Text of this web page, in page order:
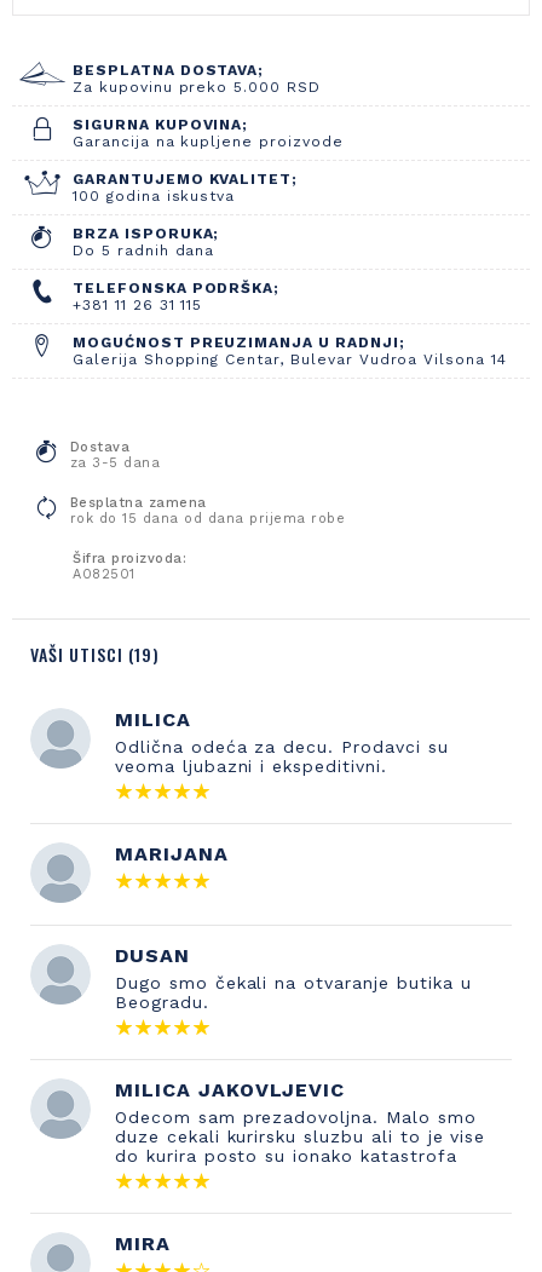
BESPLATNA DOSTAVA;
Za kupovinu preko 5.000 RSD
SIGURNA KUPOVINA;
Garancija na kupljene proizvode
GARANTUJEMO KVALITET;
100 godina iskustva
BRZA ISPORUKA;
Do 5 radnih dana
TELEFONSKA PODRŠKA;
+381 11 26 31 115
MOGUĆNOST PREUZIMANJA U RADNJI;
Galerija Shopping Centar, Bulevar Vudroa Vilsona 14
Dostava
za 3-5 dana
Besplatna zamena
rok do 15 dana od dana prijema robe
Šifra proizvoda:
A082501
VAŠI UTISCI (19)
MILICA
Odlična odeća za decu. Prodavci su
veoma ljubazni i ekspeditivni.
MARIJANA
DUSAN
Dugo smo čekali na otvaranje butika u
Beogradu.
MILICA JAKOVLJEVIC
Odecom sam prezadovoljna. Malo smo
duze cekali kurirsku sluzbu ali to je vise
do kurira posto su ionako katastrofa
MIRA